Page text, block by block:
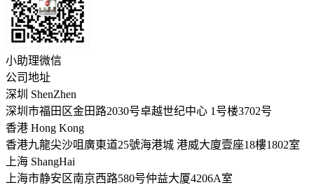
小助理微信
公司地址
深圳 ShenZhen
深圳市福田区金田路2030号卓越世纪中心 1号楼3702号
香港 Hong Kong
香港九龍尖沙咀廣東道25號海港城 港威大廈壹座18樓1802室
上海 ShangHai
上海市静安区南京西路580号仲益大厦4206A室